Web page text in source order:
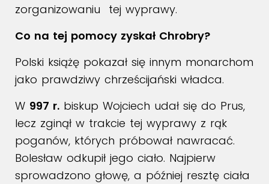
zorganizowaniu tej wyprawy.
Co na tej pomocy zyskał Chrobry?
Polski książę pokazał się innym monarchom
jako prawdziwy chrześcijański władca.
W 997 r. biskup Wojciech udał się do Prus,
lecz zginął w trakcie tej wyprawy z rąk
poganów, których próbował nawracać.
Bolesław odkupił jego ciało. Najpierw
sprowadzono głowę, a później resztę ciała